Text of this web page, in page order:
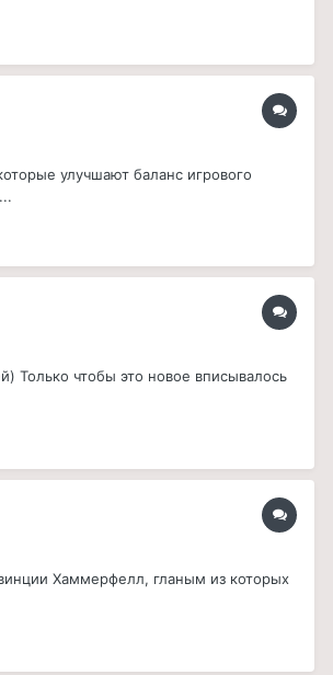
улучшают баланс игрового
Только чтобы это новое вписывалось
Хаммерфелл, гланым из которых